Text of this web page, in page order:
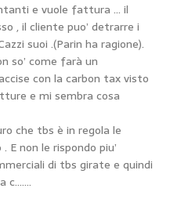
e vuole fattura … il
, il cliente puo’ detrarre i
suoi .(Parin ha ragione).
so’ come farà un
con la carbon tax visto
e mi sembra cosa
che tbs è in regola le
non le rispondo piu’
di tbs girate e quindi
c…….